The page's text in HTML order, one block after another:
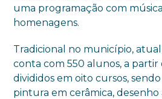
uma programação com
homenagens.
Tradicional no município,
conta com 550 alunos, a partir
divididos em oito cursos,
pintura em cerâmica,